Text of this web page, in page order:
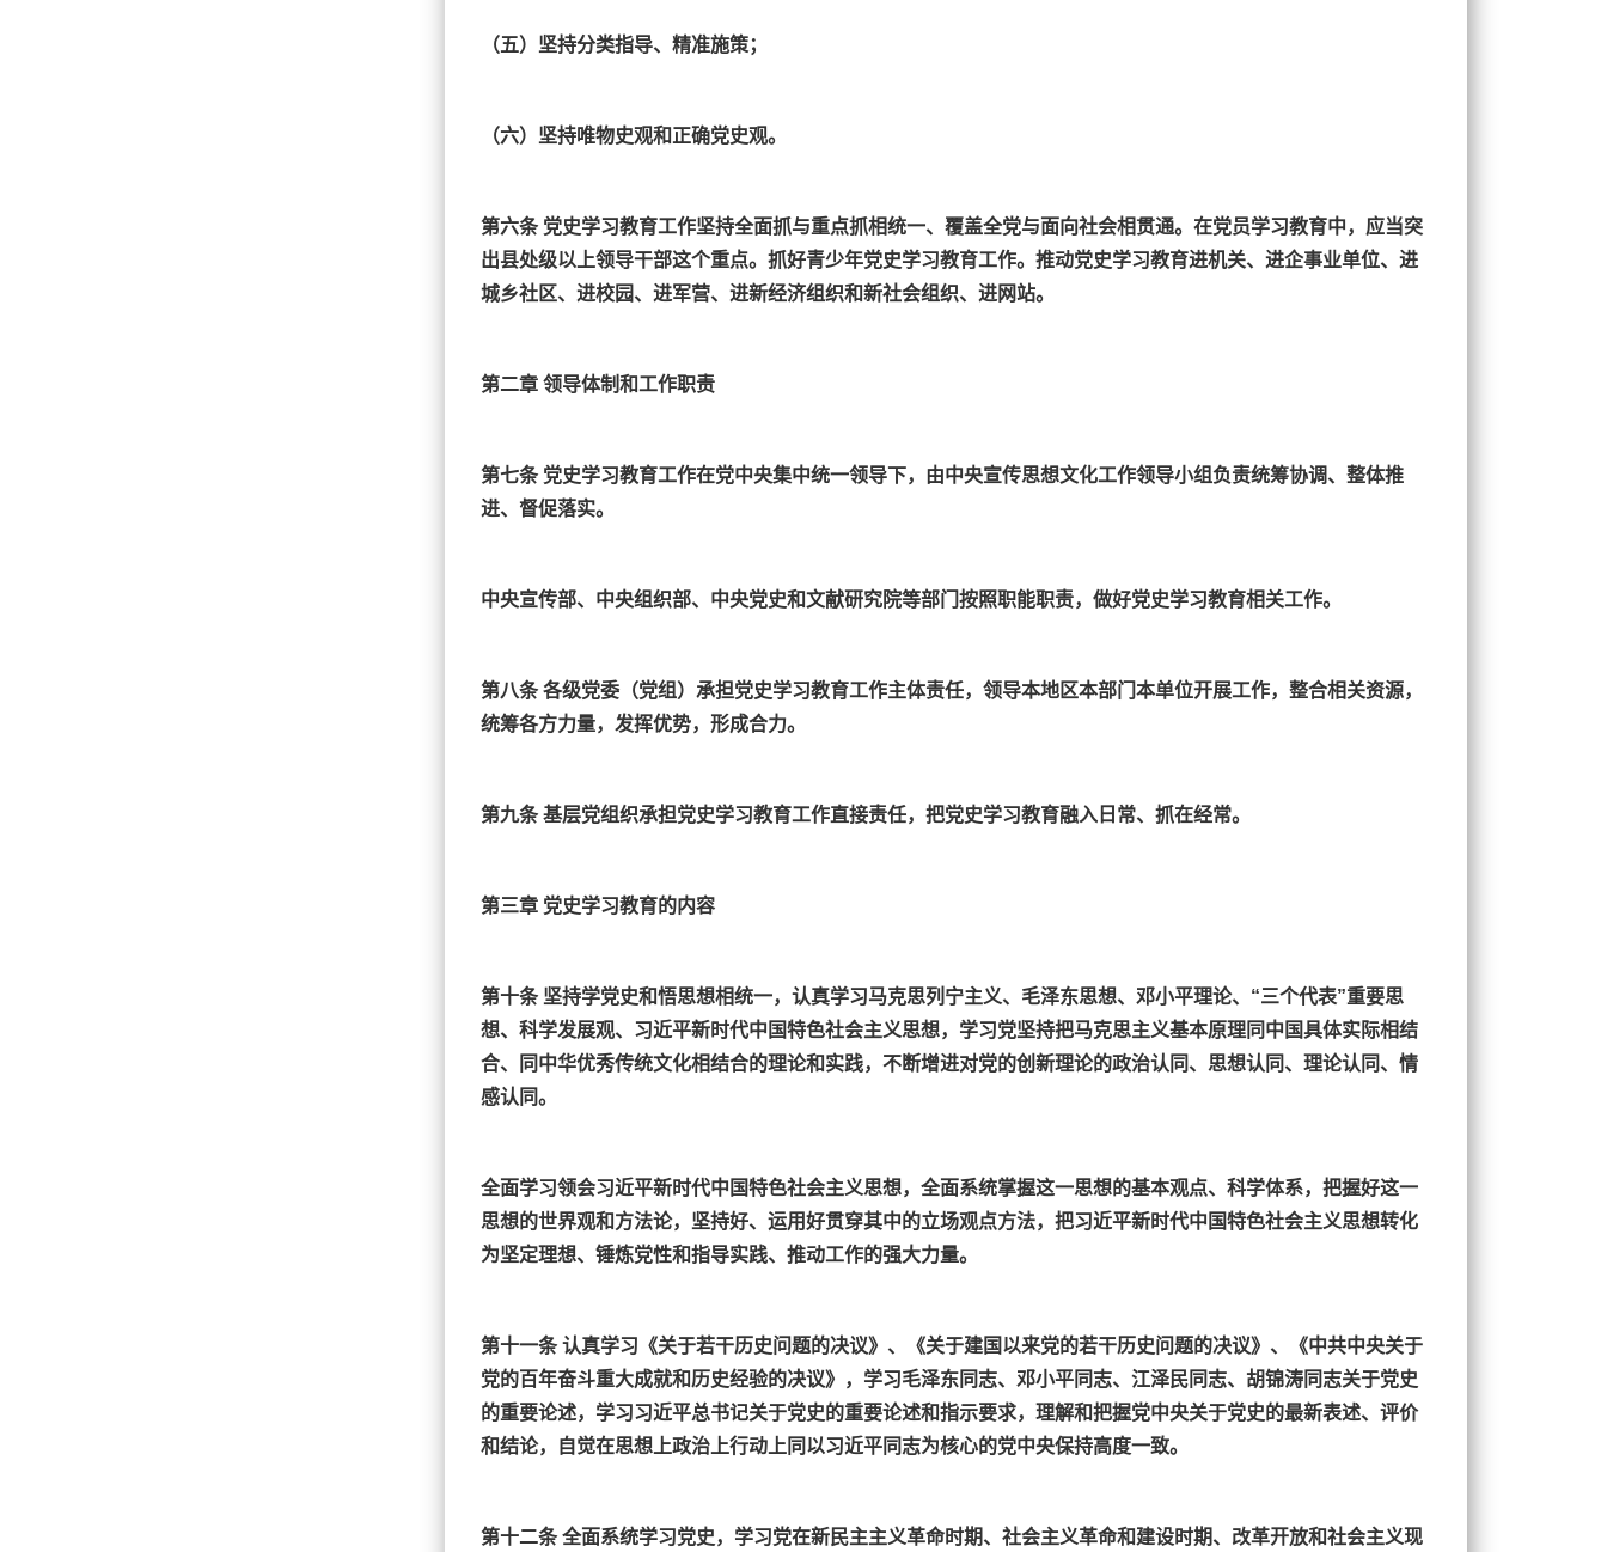
（五）坚持分类指导、精准施策；
（六）坚持唯物史观和正确党史观。
第六条 党史学习教育工作坚持全面抓与重点抓相统一、覆盖全党与面向社会相贯通。在党员学习教育中，应当突
出县处级以上领导干部这个重点。抓好青少年党史学习教育工作。推动党史学习教育进机关、进企事业单位、进
城乡社区、进校园、进军营、进新经济组织和新社会组织、进网站。
第二章 领导体制和工作职责
第七条 党史学习教育工作在党中央集中统一领导下，由中央宣传思想文化工作领导小组负责统筹协调、整体推
进、督促落实。
中央宣传部、中央组织部、中央党史和文献研究院等部门按照职能职责，做好党史学习教育相关工作。
第八条 各级党委（党组）承担党史学习教育工作主体责任，领导本地区本部门本单位开展工作，整合相关资源，
统筹各方力量，发挥优势，形成合力。
第九条 基层党组织承担党史学习教育工作直接责任，把党史学习教育融入日常、抓在经常。
第三章 党史学习教育的内容
第十条 坚持学党史和悟思想相统一，认真学习马克思列宁主义、毛泽东思想、邓小平理论、“三个代表”重要思
想、科学发展观、习近平新时代中国特色社会主义思想，学习党坚持把马克思主义基本原理同中国具体实际相结
合、同中华优秀传统文化相结合的理论和实践，不断增进对党的创新理论的政治认同、思想认同、理论认同、情
感认同。
全面学习领会习近平新时代中国特色社会主义思想，全面系统掌握这一思想的基本观点、科学体系，把握好这一
思想的世界观和方法论，坚持好、运用好贯穿其中的立场观点方法，把习近平新时代中国特色社会主义思想转化
为坚定理想、锤炼党性和指导实践、推动工作的强大力量。
第十一条 认真学习《关于若干历史问题的决议》、《关于建国以来党的若干历史问题的决议》、《中共中央关于
党的百年奋斗重大成就和历史经验的决议》，学习毛泽东同志、邓小平同志、江泽民同志、胡锦涛同志关于党史
的重要论述，学习习近平总书记关于党史的重要论述和指示要求，理解和把握党中央关于党史的最新表述、评价
和结论，自觉在思想上政治上行动上同以习近平同志为核心的党中央保持高度一致。
第十二条 全面系统学习党史，学习党在新民主主义革命时期、社会主义革命和建设时期、改革开放和社会主义现